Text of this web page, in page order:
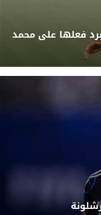
فعلها على محمد